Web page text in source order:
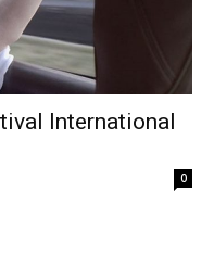
International
0